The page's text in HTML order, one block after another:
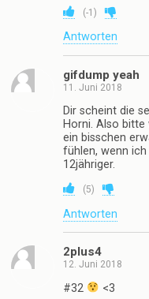
(-1 )
Antworten
gifdump yeah
11. Juni 2018
Dir scheint die
Horni. Also
ein bisschen
fühlen, wenn
12jähriger.
(5)
Antworten
2plus4
12. Juni 2018
#32 <3